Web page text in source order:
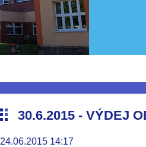
30.6.2015 - VÝDEJ
24.06.2015 14:17